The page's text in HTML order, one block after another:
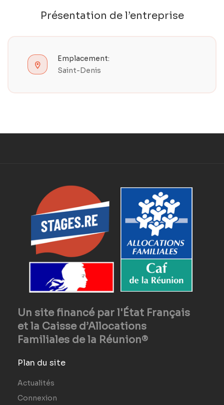
Présentation de l’entreprise
Emplacement:
Saint-Denis
Un site financé par l'État Français
et la Caisse d’Allocations
Familiales de la Réunion®
Plan du site
Actualités
Connexion